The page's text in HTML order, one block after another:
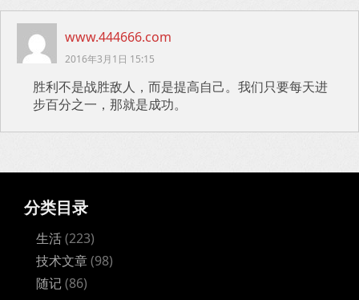
www.444666.com
2016年3月1日 15:15
胜利不是战胜敌人，而是提高自己。我们只要每天进
步百分之一，那就是成功。
分类目录
生活(223)
技术文章(98)
随记(86)